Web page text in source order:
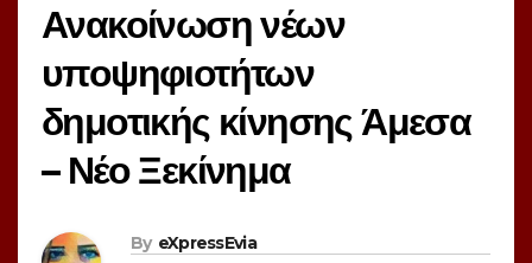
Ανακοίνωση νέων
υποψηφιοτήτων
δημοτικής κίνησης Άμεσα
– Νέο Ξεκίνημα
By eXpressEvia